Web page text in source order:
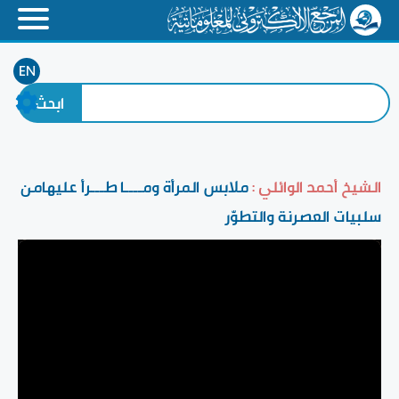
EN
الشيخ أحمد الوائلي :ملابس المرأة ومــــا طـــرأ عليهامن
سلبيات العصرنة والتطوّر